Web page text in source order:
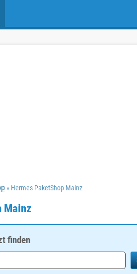
» Hermes PaketShop Mainz
Mainz
finden